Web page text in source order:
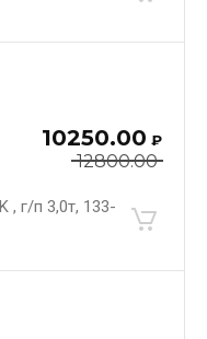
12800.00
10250.00 ₽
, г/п 3,0т, 133-